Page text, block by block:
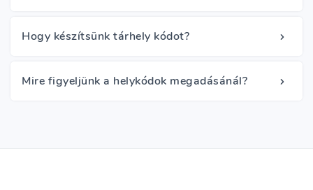
Hogy készítsünk tárhely kódot?
Mire figyeljünk a helykódok megadásánál?